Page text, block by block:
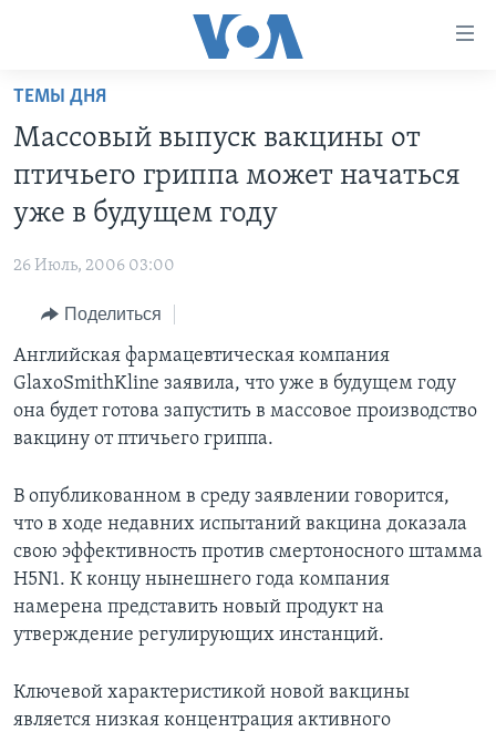
Перейти
основной
контент
основной
Перейти
поиск
АМЕРИКА
ИТОГИ
ПОЧЕМУ ЭТО ВАЖНО?
ДИСКУССИЯ VOA
ДЕТАЛИ
НЬЮ-ЙОРК NEW YORK
ПРОЕКТЫ
НАША АМЕРИКАНСКАЯ ИСТОРИЯ
А КАК В АМЕРИКЕ?
АРТЕФАКТЫ
АМЕРИКАНСКИЕ ГОРОДКИ
ТЕСТЫ
ИНТЕРВЬЮ
ФАКТЫ ПРОТИВ ФЕЙКОВ
ЗА СВОБОДУ ПРЕССЫ
УЧИМ АНГЛИЙСКИЙ
ВИДЕО
Learning English
СОЦИАЛЬНЫЕ СЕТИ
Языки
ТЕМЫ ДНЯ
Массовый выпуск вакцины от
птичьего гриппа может начаться
уже в будущем году
26 Июль, 2006 03:00
Поделиться
Английская фармацевтическая компания
GlaxoSmithKline заявила, что уже в будущем году
она будет готова запустить в массовое производство
вакцину от птичьего гриппа.
В опубликованном в среду заявлении говорится,
что в ходе недавних испытаний вакцина доказала
свою эффективность против смертоносного штамма
H5N1. К концу нынешнего года компания
намерена представить новый продукт на
утверждение регулирующих инстанций.
Ключевой характеристикой новой вакцины
является низкая концентрация активного